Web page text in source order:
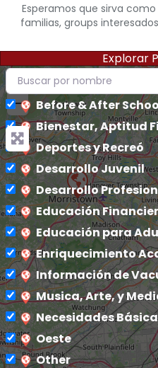
Esperamos que sirva
familias, groups
Explorar
+
−
Before & After
Bienestar, Aptitud
Deportes y Recreó
Desarrollo Juvenil
Desarrollo
Educación
Educación para
Enriquecimiento
Información de
Musica, Arte, y
Necesidades
Oeste
Other